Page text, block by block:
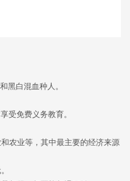
黑白混血种人。
受免费义务教育。
农业等，其中最主要的经济来源